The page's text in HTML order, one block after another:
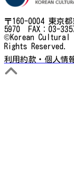
〒160-0004 東京
5970 FAX：03-
©Korean Cultural
Rights Reserved.
利用約款・個人情